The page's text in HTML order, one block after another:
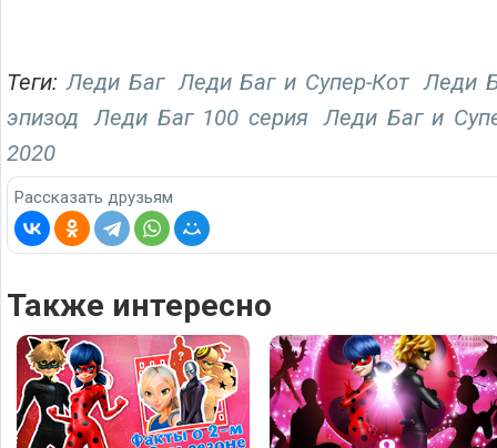
Теги:Леди Баг Леди Баг и Супер-Кот Леди
эпизод
Леди Баг 100 серия
Леди Баг и
2020
Рассказать друзьям
Также интересно